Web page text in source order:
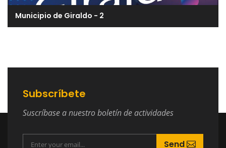
Municipio de Giraldo - 2
Subscríbete
Suscríbase a nuestro boletín de actividades
Send